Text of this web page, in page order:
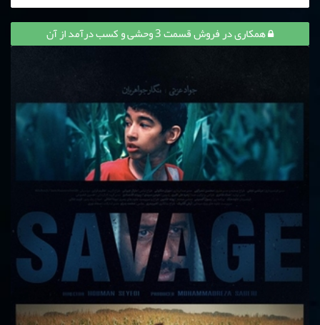
همکاری در فروش قسمت 3 وحشی و کسب درآمد از آن